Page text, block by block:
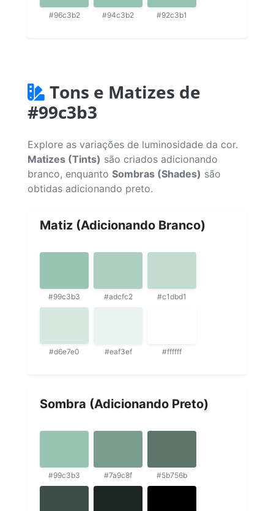
#96c3b2 #94c3b2 #92c3b1
Tons e Matizes de
#99c3b3
Explore as variações de luminosidade da cor.
Matizes (Tints) são criados adicionando
branco, enquanto Sombras (Shades) são
obtidas adicionando preto.
Matiz (Adicionando Branco)
#99c3b3 #adcfc2 #c1dbd1
#d6e7e0 #eaf3ef #ffffff
Sombra (Adicionando Preto)
#99c3b3 #7a9c8f #5b756b